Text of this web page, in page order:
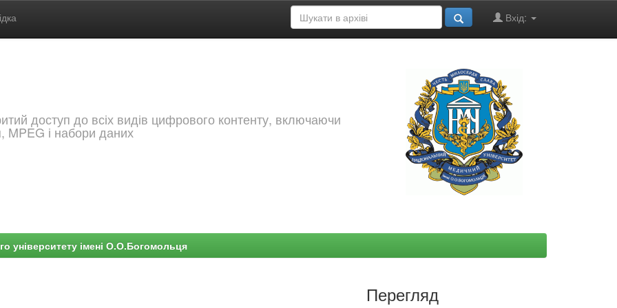
Вхід:
доступ до всіх видів цифрового контенту, включаючи
MPEG і набори даних
університету імені О.О.Богомольця
Перегляд